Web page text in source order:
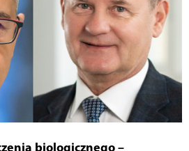
biologicznego –